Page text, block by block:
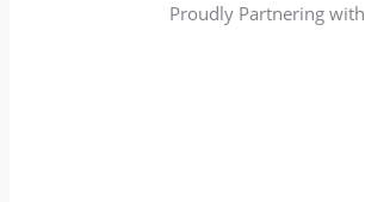
Proudly Partnering with